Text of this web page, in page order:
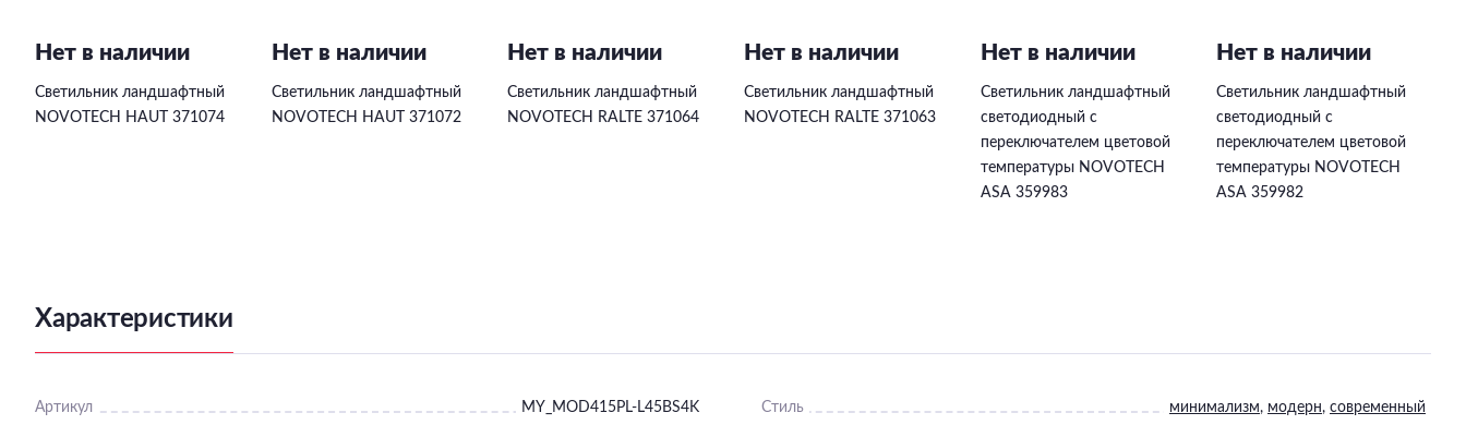
Нет в наличии
Светильник ландшафтный
NOVOTECH HAUT 371074
Нет в наличии
Светильник ландшафтный
NOVOTECH HAUT 371072
Нет в наличии
Светильник ландшафтный
NOVOTECH RALTE 371064
Нет в наличии
Светильник ландшафтный
NOVOTECH RALTE 371063
Нет в наличии
Светильник ландшафтный
светодиодный с
переключателем цветовой
температуры NOVOTECH
ASA 359983
Нет в наличии
Светильник ландшафтный
светодиодный с
переключателем цветовой
температуры NOVOTECH
ASA 359982
Характеристики
Артикул MY_MOD415PL-L45BS4K Стиль минимализм, модерн, современный